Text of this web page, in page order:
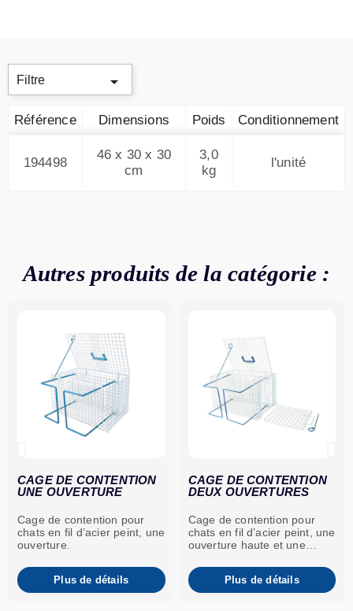
Filtre 
Référence Dimensions Poids Conditionnement
194498
46 x 30 x 30
cm
3,0
kg
l'unité
Autres produits de la catégorie :
CAGE DE CONTENTION
UNE OUVERTURE
Cage de contention pour
chats en fil d’acier peint, une
ouverture.
Plus de détails
CAGE DE CONTENTION
DEUX OUVERTURES
Cage de contention pour
chats en fil d’acier peint, une
ouverture haute et une
Plus de détails